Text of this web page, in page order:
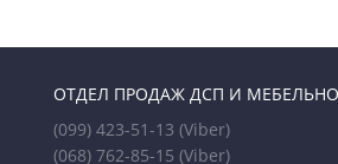
ОТДЕЛ ПРОДАЖ ДСП И
(099) 423-51-13 (Viber)
(068) 762-85-15 (Viber)